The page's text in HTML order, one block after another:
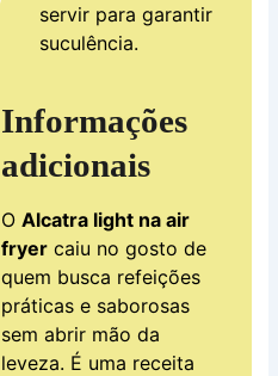
servir para garantir
suculência.
Informações
adicionais
OAlcatra light na air
fryer caiu no gosto de
quem busca refeições
práticas e saborosas
sem abrir mão da
leveza. É uma receita